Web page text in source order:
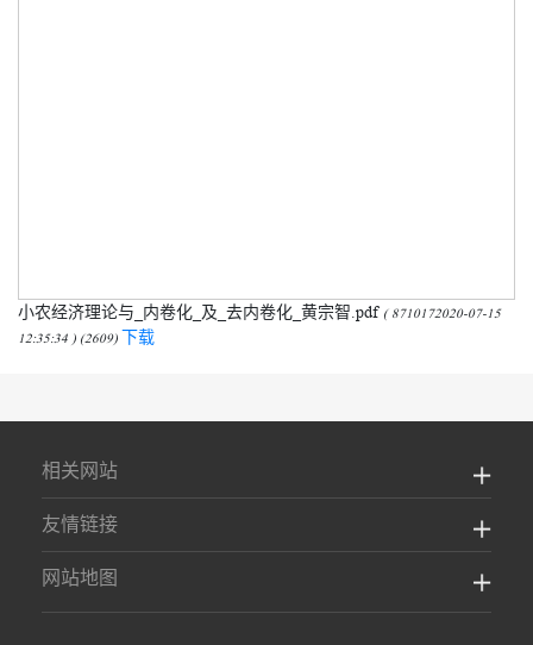
小农经济理论与_内卷化_及_去内卷化_黄宗智.pdf ( 8710172020-07-15
12:35:34 ) (2609) 下载
相关网站
友情链接
网站地图